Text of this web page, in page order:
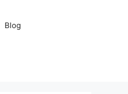
Blog